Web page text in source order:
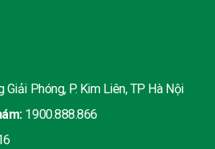
Phóng, P. Kim Liên, TP Hà Nội
1900.888.866